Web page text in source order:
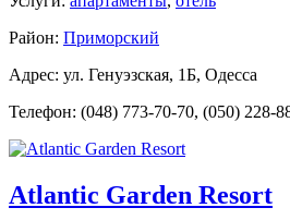
Район: Приморский
Адрес: ул. Генуэзская, 1Б, Одесса
Телефон: (048) 773-70-70, (050) 228-
Atlantic Garden Resort